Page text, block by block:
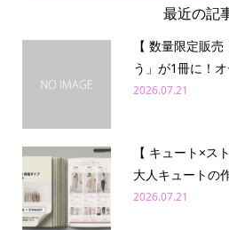
最近の記
【 数量限定販
う」が1冊に！
2026.07.21
【 キュート×ス
大人キュートの
2026.07.21